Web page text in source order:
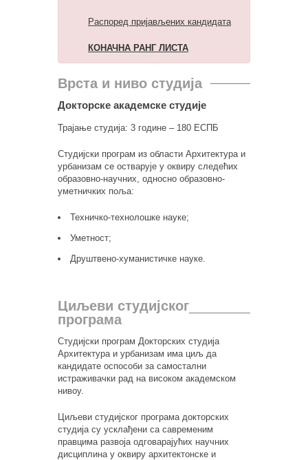
Распоред пријављених кандидата
КОНАЧНА РАНГ ЛИСТА
Врста и ниво студија
Докторске академске студије
Трајање студија: 3 године – 180 ЕСПБ
Студијски програм из области Архитектура и
урбанизам се остварује у оквиру следећих
образовно-научних, односно образовно-
уметничких поља:
Техничко-технолошке науке;
Уметност;
Друштвено-хуманистичке науке.
Циљеви студијског
програма
Студијски програм Докторских студија
Архитектура и урбанизам има циљ да
кандидате оспособи за самостални
истраживачки рад на високом академском
нивоу.
Циљеви студијског програма докторских
студија су усклађени са савременим
правцима развоја одговарајућих научних
дисциплина у оквиру архитектонске и